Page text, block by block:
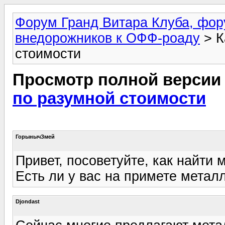
Форум Гранд Витара Клуба,
внедорожников к ОФФ-роаду >
стоимости
Просмотр полной
по разумной стоимости
ГорынычЗмей
Привет, посоветуйте, как
Есть ли у вас на примете
Djondast